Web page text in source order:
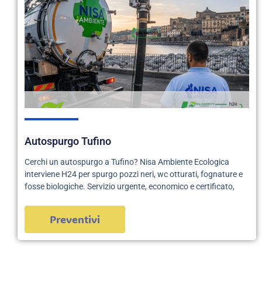
Autospurgo Tufino
Cerchi un autospurgo a Tufino? Nisa Ambiente Ecologica
interviene H24 per spurgo pozzi neri, wc otturati, fognature e
fosse biologiche. Servizio urgente, economico e certificato,
Preventivi